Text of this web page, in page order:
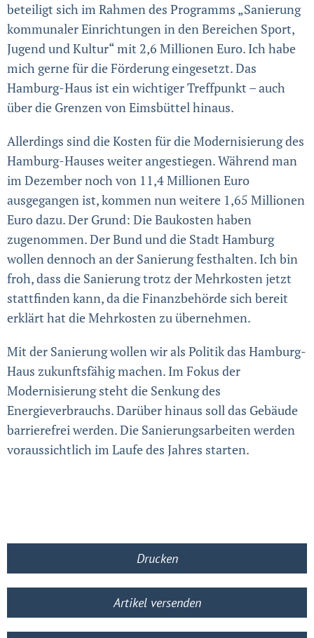
beteiligt sich im Rahmen des Programms „Sanierung
kommunaler Einrichtungen in den Bereichen Sport,
Jugend und Kultur“ mit 2,6 Millionen Euro. Ich habe
mich gerne für die Förderung eingesetzt. Das
Hamburg-Haus ist ein wichtiger Treffpunkt – auch
über die Grenzen von Eimsbüttel hinaus.
Allerdings sind die Kosten für die Modernisierung des
Hamburg-Hauses weiter angestiegen. Während man
im Dezember noch von 11,4 Millionen Euro
ausgegangen ist, kommen nun weitere 1,65 Millionen
Euro dazu. Der Grund: Die Baukosten haben
zugenommen. Der Bund und die Stadt Hamburg
wollen dennoch an der Sanierung festhalten. Ich bin
froh, dass die Sanierung trotz der Mehrkosten jetzt
stattfinden kann, da die Finanzbehörde sich bereit
erklärt hat die Mehrkosten zu übernehmen.
Mit der Sanierung wollen wir als Politik das Hamburg-
Haus zukunftsfähig machen. Im Fokus der
Modernisierung steht die Senkung des
Energieverbrauchs. Darüber hinaus soll das Gebäude
barrierefrei werden. Die Sanierungsarbeiten werden
voraussichtlich im Laufe des Jahres starten.
Drucken
Artikel versenden